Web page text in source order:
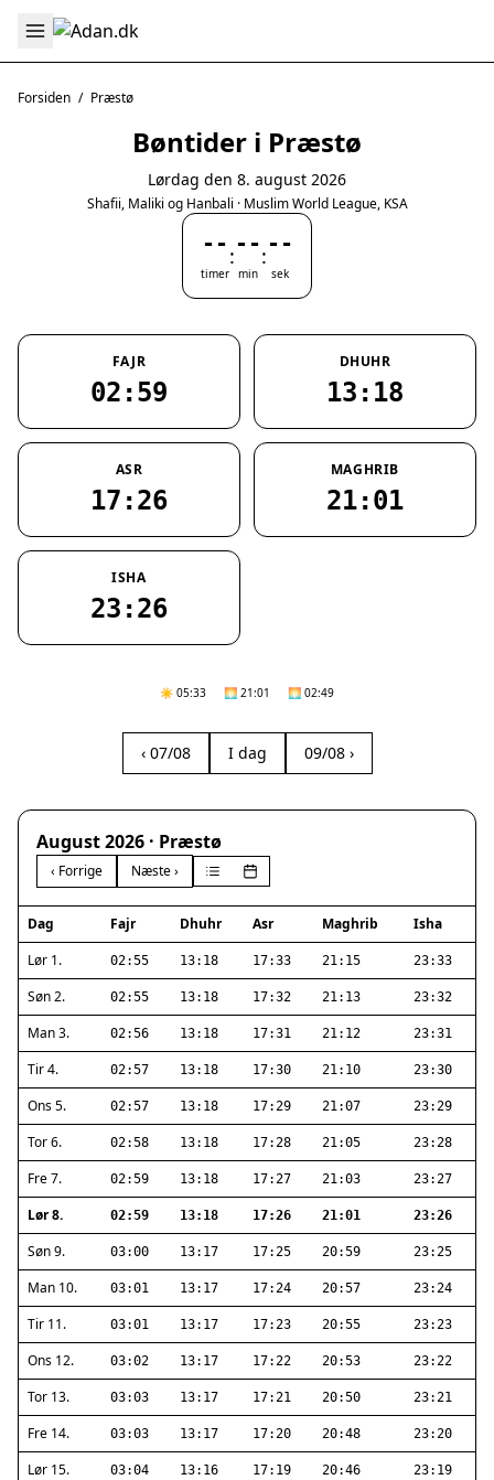
Forsiden / Præstø
Bøntider i Præstø
Lørdag den 8. august 2026
Shafii, Maliki og Hanbali · Muslim World League, KSA
--
timer
:--
min
:--
sek
FAJR
02:59
DHUHR
13:18
ASR
17:26
MAGHRIB
21:01
ISHA
23:26
☀️ 05:33 🌅 21:01 🌅 02:49
‹ 07/08 I dag 09/08 ›
August 2026 · Præstø
‹ Forrige Næste ›
Dag Fajr Dhuhr Asr Maghrib
Isha
Lør 1.
02:55 13:18 17:33 21:15 23:33
Søn 2. 02:55 13:18 17:32 21:13 23:32
Man 3. 02:56 13:18 17:31 21:12 23:31
Tir 4. 02:57 13:18 17:30 21:10 23:30
Ons 5. 02:57 13:18 17:29 21:07 23:29
Tor 6. 02:58 13:18 17:28 21:05 23:28
Fre 7. 02:59 13:18 17:27 21:03 23:27
Lør 8. 02:59 13:18 17:26 21:01 23:26
Søn 9. 03:00 13:17 17:25 20:59 23:25
Man 10. 03:01 13:17 17:24 20:57 23:24
Tir 11. 03:01 13:17 17:23 20:55 23:23
Ons 12. 03:02 13:17 17:22 20:53 23:22
Tor 13. 03:03 13:17 17:21 20:50 23:21
Fre 14. 03:03 13:17 17:20 20:48 23:20
Lør 15. 03:04 13:16 17:19 20:46 23:19